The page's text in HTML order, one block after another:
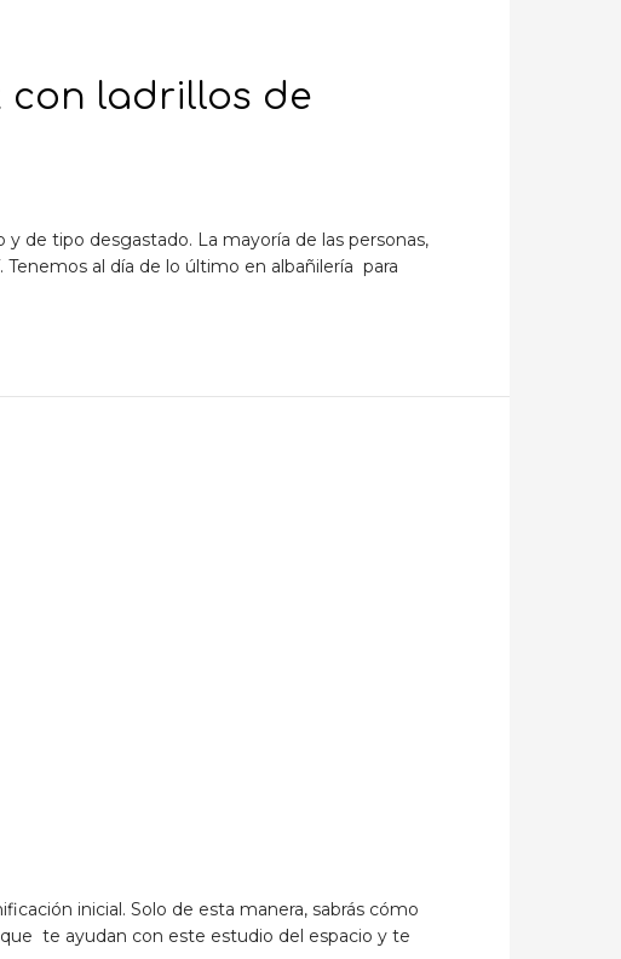
con ladrillos de
de tipo desgastado. La mayoría de las personas,
al día de lo último en albañilería para
inicial. Solo de esta manera, sabrás cómo
te ayudan con este estudio del espacio y te